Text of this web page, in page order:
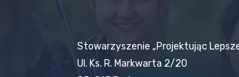
Stowarzyszenie „Projektując
Ul. Ks. R. Markwarta 2/20